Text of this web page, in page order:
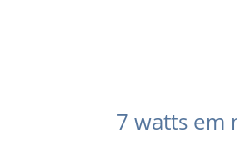
7 watts em